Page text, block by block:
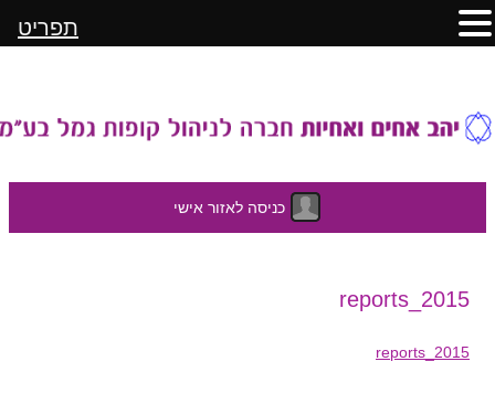
כניסה לאזור אישי
2015_reports
2015_reports
תפריט